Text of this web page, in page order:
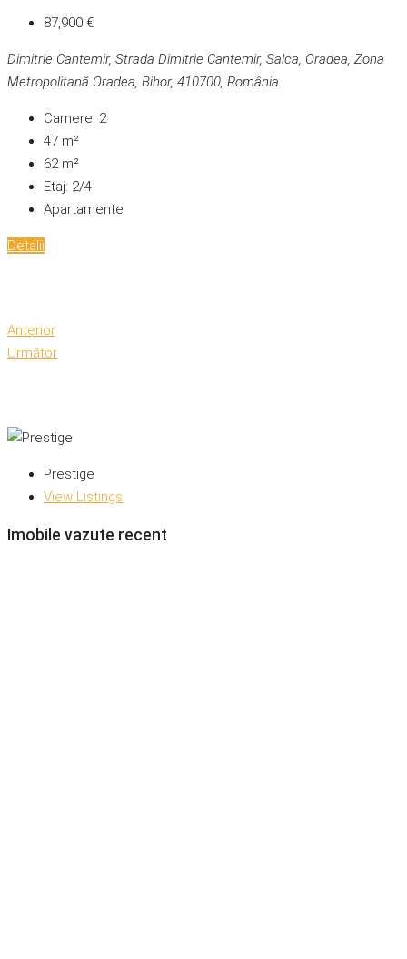
87,900 €
Dimitrie Cantemir, Strada Dimitrie Cantemir, Salca, Oradea, Zona
Metropolitană Oradea, Bihor, 410700, România
Camere: 2
47 m²
62m²
Etaj: 2/4
Apartamente
Detalii
Anterior
Următor
Prestige
View Listings
Imobile vazute recent